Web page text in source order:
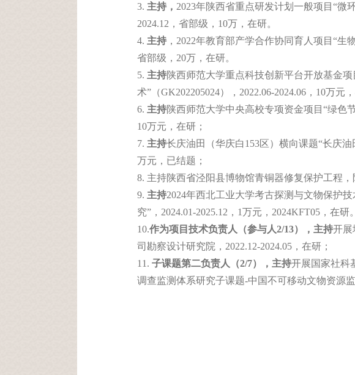
3. 主持， 2023年陕西省重点研发计划一般项目“微
2024.12，省部级，10万，在研。
4. 主持，2022年教育部产学合作协同育人项目“生
省部级，20万，在研。
5. 主持陕西师范大学重点科技创新平台开放基金
术”（GK202205024），2022.06-2024.06，10万元，
6. 主持陕西师范大学中央高校专项资金项目“绿色
10万元，在研；
7. 主持长庆油田（华庆白153区）横向课题“长庆
万元，已结题；
8. 主持陕西省泾阳县博物馆青铜器修复保护工程
9. 主持2024年西北工业大学考古探测与文物保护
究”，2024.01-2025.12，1万元，2024KFT05，在研。
10.作为项目技术负责人 （参与人2/13），主持开展
司勘察设计研究院，2022.12-2024.05，在研；
11. 子课题第二负责人（2/7），主持开展国家社科
调查监测体系研究子课题-中国不可移动文物资源监